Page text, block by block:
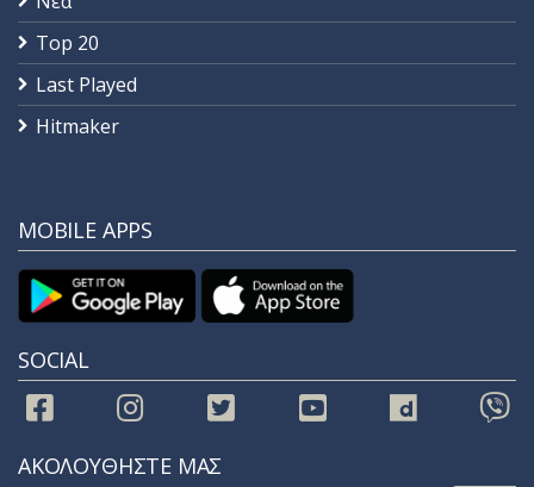
Top 20
Last Played
Hitmaker
MOBILE APPS
SOCIAL
ΑΚΟΛΟΥΘΗΣΤΕ ΜΑΣ